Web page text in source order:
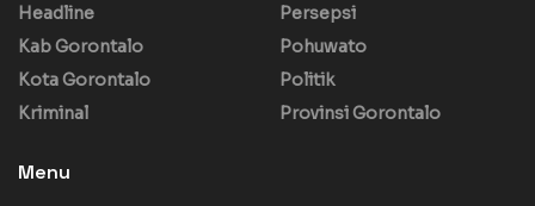
Headline
Kab Gorontalo
Kota Gorontalo
Kriminal
Persepsi
Pohuwato
Politik
Provinsi Gorontalo
Menu